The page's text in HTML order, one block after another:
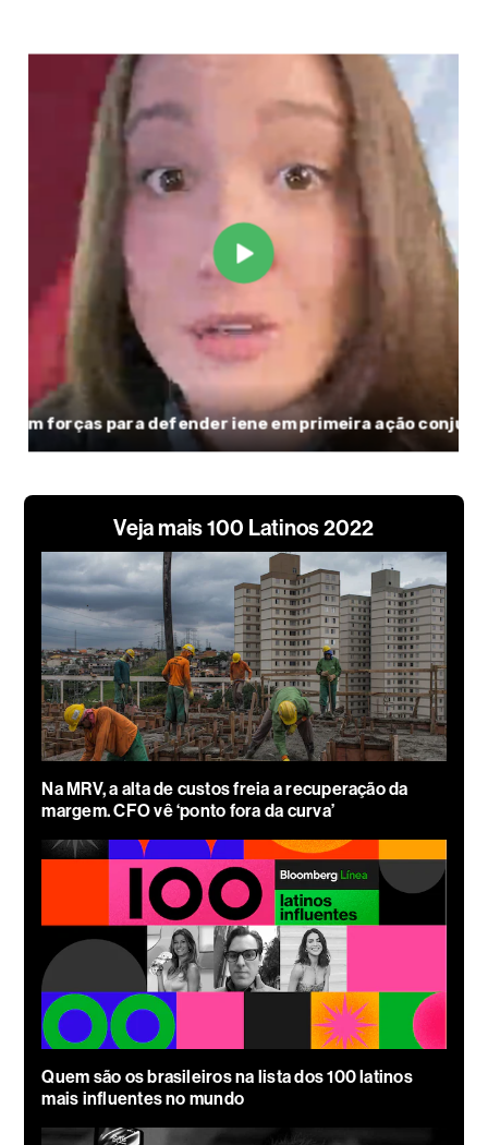
Veja mais 100 Latinos 2022
Na MRV, a alta de custos freia a recuperação da
margem. CFO vê ‘ponto fora da curva’
Quem são os brasileiros na lista dos 100 latinos
mais influentes no mundo